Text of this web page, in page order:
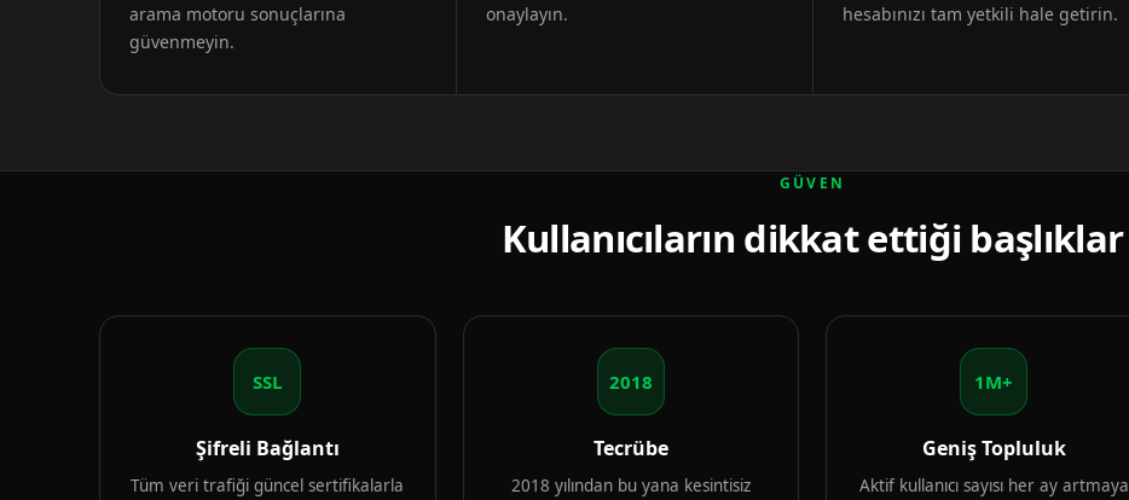
arama motoru sonuçlarına
güvenmeyin.
onaylayın.
hesabınızı tam yetkili hale getirin.
GÜVEN
Kullanıcıların dikkat ettiği başlıklar
SSL
Şifreli Bağlantı
Tüm veri trafiği güncel sertifikalarla
2018
Tecrübe
2018 yılından bu yana kesintisiz
1M+
Geniş Topluluk
Aktif kullanıcı sayısı her ay artmaya